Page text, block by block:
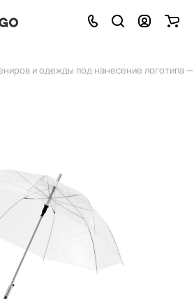
и одежды под нанесение логотипа